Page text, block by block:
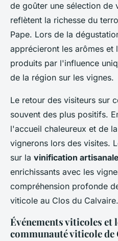
de goûter une sélection de
reflètent la richesse du
Pape. Lors de la
apprécieront les arômes et
produits par l'influence
de la région sur les vignes.
Le retour des visiteurs sur
souvent des plus positifs.
l'accueil chaleureux et de
vignerons lors des visites.
sur la vinification artisanale
enrichissants avec les
compréhension profonde
viticole au Clos du Calvaire.
Événements viticoles et
communauté viticole de